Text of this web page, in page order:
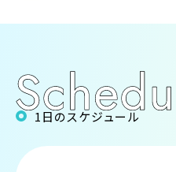
1日のスケジュール